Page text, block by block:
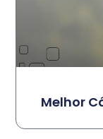
Melhor